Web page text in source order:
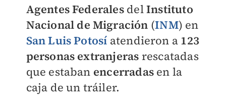
Agentes FederalesdelInstituto
Nacional de Migración (INM) en
San Luis Potosí atendieron a 123
personas extranjeras rescatadas
que estaban encerradasen la
caja de un tráiler.